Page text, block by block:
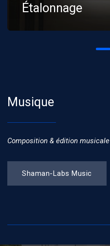
Étalonnage
Musique
Composition & édition musicale
Shaman-Labs Music